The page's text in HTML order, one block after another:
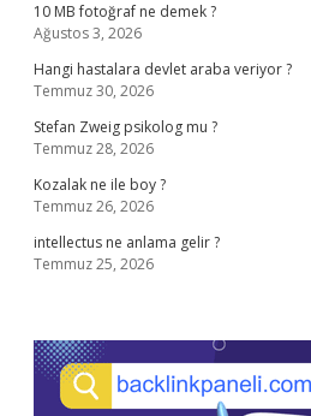
10 MB fotoğraf ne demek ?
Ağustos 3, 2026
Hangi hastalara devlet araba veriyor ?
Temmuz 30, 2026
Stefan Zweig psikolog mu ?
Temmuz 28, 2026
Kozalak ne ile boy ?
Temmuz 26, 2026
intellectus ne anlama gelir ?
Temmuz 25, 2026